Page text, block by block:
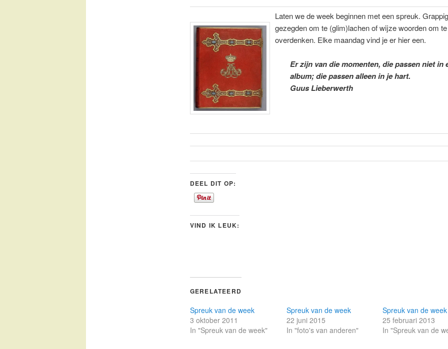
Laten we de week beginnen met een spreuk.
gezegden om te (glim)lachen of wijze woorden om te
overdenken. Elke maandag vind je er hier een.
Er zijn van die momenten, die passen niet in
album; die passen alleen in je hart.
Guus Lieberwerth
DEEL DIT OP:
VIND IK LEUK:
GERELATEERD
Spreuk van de week
3 oktober 2011
In "Spreuk van de week"
Spreuk van de week
22 juni 2015
In "foto's van anderen"
Spreuk van de week
25 februari 2013
In "Spreuk van de